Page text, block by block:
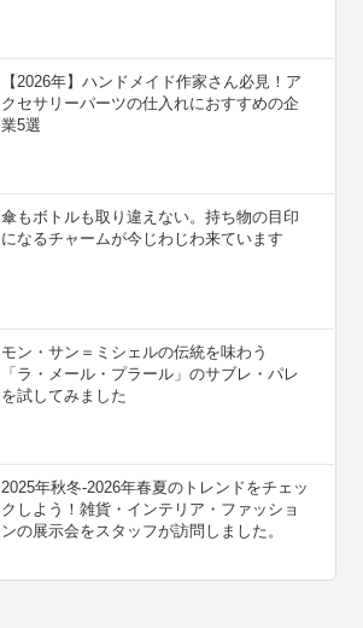
【2026年】ハンドメイド作家さん必見！ア
クセサリーパーツの仕入れにおすすめの企
業5選
傘もボトルも取り違えない。持ち物の目印
になるチャームが今じわじわ来ています
モン・サン＝ミシェルの伝統を味わう
「ラ・メール・プラール」のサブレ・パレ
を試してみました
2025年秋冬-2026年春夏のトレンドをチェッ
クしよう！雑貨・インテリア・ファッショ
ンの展示会をスタッフが訪問しました。